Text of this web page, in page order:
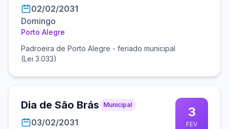
02/02/2031
Domingo
Porto Alegre
Padroeira de Porto Alegre - feriado municipal
(Lei 3.033)
Dia de São Brás Municipal
03/02/2031
3
FEV